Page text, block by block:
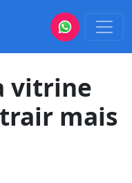
vitrine
mais